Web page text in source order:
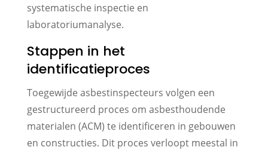
systematische inspectie en
laboratoriumanalyse.
Stappen in het
identificatieproces
Toegewijde asbestinspecteurs volgen een
gestructureerd proces om asbesthoudende
materialen (ACM) te identificeren in gebouwen
en constructies. Dit proces verloopt meestal in